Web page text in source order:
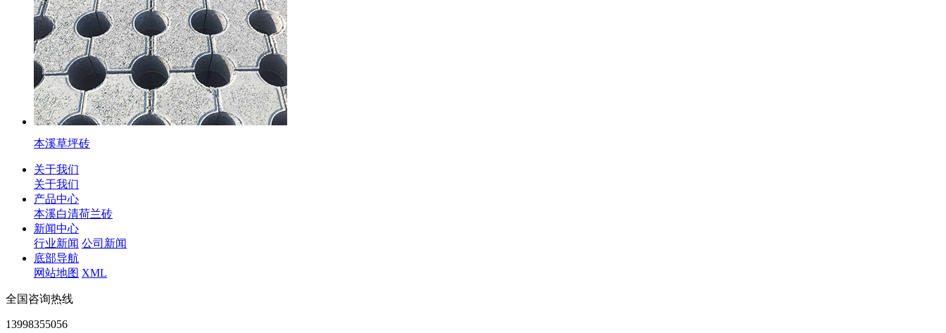
本溪草坪砖
关于我们
关于我们
产品中心
本溪白清荷兰砖
新闻中心
行业新闻 公司新闻
底部导航
网站地图 XML
全国咨询热线
13998355056